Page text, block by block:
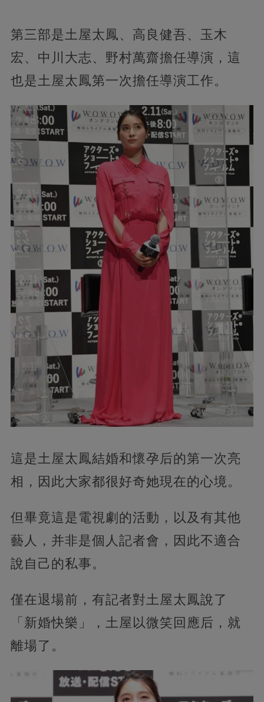
第三部是土屋太鳳、高良健吾、玉木
宏、中川大志、野村萬齋擔任導演，這
也是土屋太鳳第一次擔任導演工作。
這是土屋太鳳結婚和懷孕后的第一次亮
相，因此大家都很好奇她現在的心境。
但畢竟這是電視劇的活動，以及有其他
藝人，并非是個人記者會，因此不適合
說自己的私事。
僅在退場前，有記者對土屋太鳳說了
「新婚快樂」，土屋以微笑回應后，就
離場了。